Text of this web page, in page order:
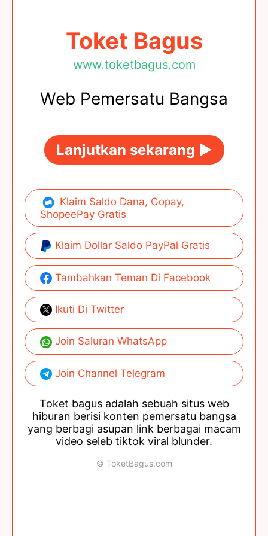
Toket Bagus
www.toketbagus.com
Web Pemersatu Bangsa
Lanjutkan sekarang ►
Klaim Saldo Dana, Gopay,
ShopeePay Gratis
Klaim Dollar Saldo PayPal Gratis
Tambahkan Teman Di Facebook
Ikuti Di Twitter
Join Saluran WhatsApp
Join Channel Telegram
Toket bagus adalah sebuah situs web
hiburan berisi konten pemersatu bangsa
yang berbagi asupan link berbagai macam
video seleb tiktok viral blunder.
© ToketBagus.com